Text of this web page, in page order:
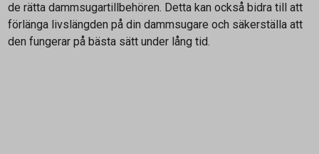
de rätta dammsugartillbehören. Detta kan också bidra till att
förlänga livslängden på din dammsugare och säkerställa att
den fungerar på bästa sätt under lång tid.